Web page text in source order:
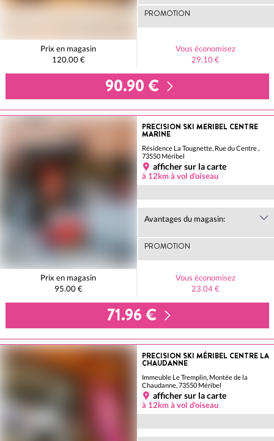
PROMOTION
Prix en magasin
120.00 €
Vous économisez
29.10 €
90.90 €
PRECISION SKI MERIBEL CENTRE
MARINE
Résidence La Tougnette, Rue du Centre ,
73550 Méribel
afficher sur la carte
à 12km à vol d'oiseau
Avantages du magasin:
PROMOTION
Prix en magasin
95.00 €
Vous économisez
23.04 €
71.96 €
PRECISION SKI MÉRIBEL CENTRE LA
CHAUDANNE
Immeuble Le Tremplin, Montée de la
Chaudanne, 73550 Méribel
afficher sur la carte
à 12km à vol d'oiseau